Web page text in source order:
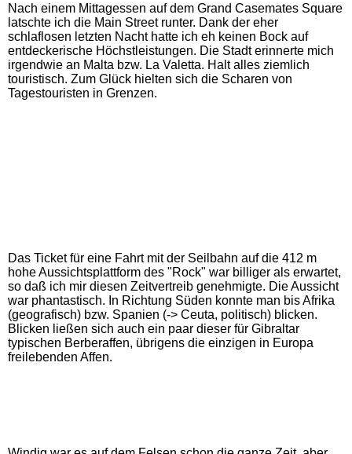
Nach einem Mittagessen auf dem Grand Casemates Square
latschte ich die Main Street runter. Dank der eher
schlaflosen letzten Nacht hatte ich eh keinen Bock auf
entdeckerische Höchstleistungen. Die Stadt erinnerte mich
irgendwie an Malta bzw. La Valetta. Halt alles ziemlich
touristisch. Zum Glück hielten sich die Scharen von
Tagestouristen in Grenzen.
Das Ticket für eine Fahrt mit der Seilbahn auf die 412 m
hohe Aussichtsplattform des "Rock" war billiger als erwartet,
so daß ich mir diesen Zeitvertreib genehmigte. Die Aussicht
war phantastisch. In Richtung Süden konnte man bis Afrika
(geografisch) bzw. Spanien (-> Ceuta, politisch) blicken.
Blicken ließen sich auch ein paar dieser für Gibraltar
typischen Berberaffen, übrigens die einzigen in Europa
freilebenden Affen.